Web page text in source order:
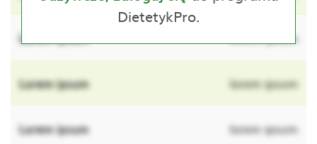
Lorem ipsum lorem ipsum
Lorem ipsum lorem ipsum
Lorem ipsum lorem ipsum
DietetykPro.